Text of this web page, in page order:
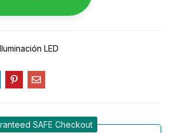
Iluminación LED
SAFE Checkout